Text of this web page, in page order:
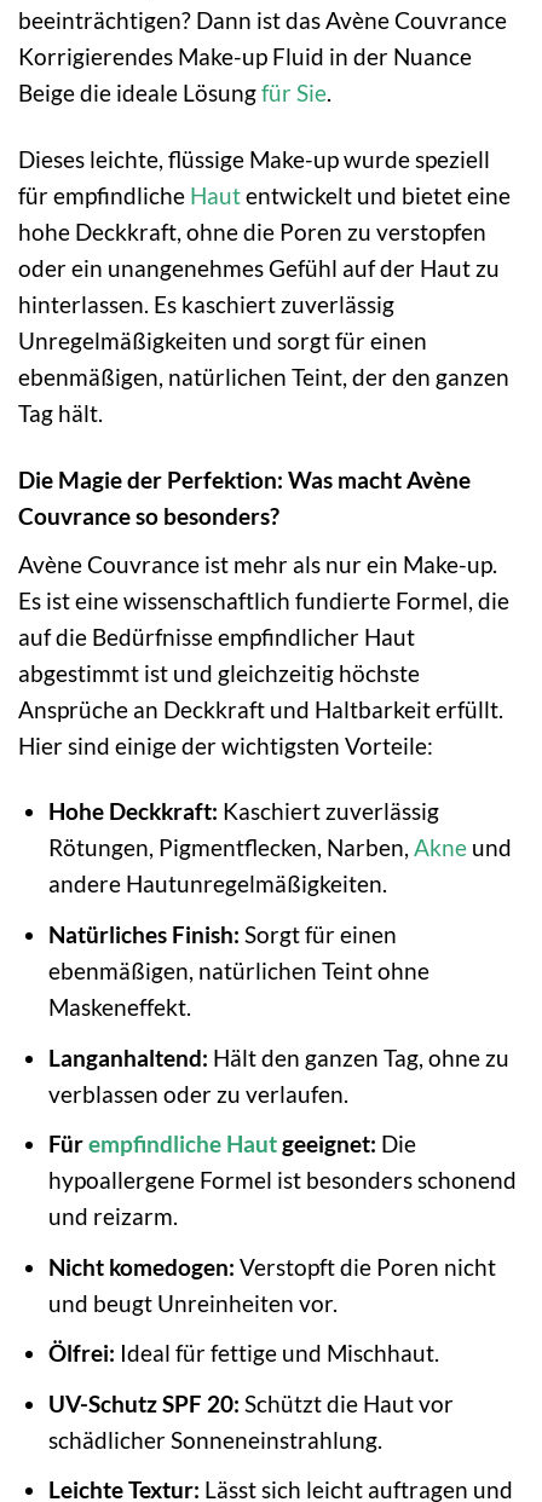
beeinträchtigen? Dann ist das Avène Couvrance
Korrigierendes Make-up Fluid in der Nuance
Beige die ideale Lösungfür Sie.
Dieses leichte, flüssige Make-up wurde speziell
für empfindliche Hautentwickelt und bietet eine
hohe Deckkraft, ohne die Poren zu verstopfen
oder ein unangenehmes Gefühl auf der Haut zu
hinterlassen. Es kaschiert zuverlässig
Unregelmäßigkeiten und sorgt für einen
ebenmäßigen, natürlichen Teint, der den ganzen
Tag hält.
Die Magie der Perfektion: Was macht Avène
Couvrance so besonders?
Avène Couvrance ist mehr als nur ein Make-up.
Es ist eine wissenschaftlich fundierte Formel, die
auf die Bedürfnisse empfindlicher Haut
abgestimmt ist und gleichzeitig höchste
Ansprüche an Deckkraft und Haltbarkeit erfüllt.
Hier sind einige der wichtigsten Vorteile:
Hohe Deckkraft: Kaschiert zuverlässig
Rötungen, Pigmentflecken, Narben, Akneund
andere Hautunregelmäßigkeiten.
Natürliches Finish: Sorgt für einen
ebenmäßigen, natürlichen Teint ohne
Maskeneffekt.
Langanhaltend: Hält den ganzen Tag, ohne zu
verblassen oder zu verlaufen.
Fürempfindliche Hautgeeignet: Die
hypoallergene Formel ist besonders schonend
und reizarm.
Nicht komedogen: Verstopft die Poren nicht
und beugt Unreinheiten vor.
Ölfrei: Ideal für fettige und Mischhaut.
UV-Schutz SPF 20: Schützt die Haut vor
schädlicher Sonneneinstrahlung.
Leichte Textur: Lässt sich leicht auftragen und